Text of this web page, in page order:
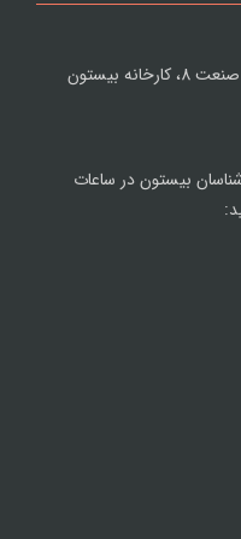
بیستون
بیستون در ساعات